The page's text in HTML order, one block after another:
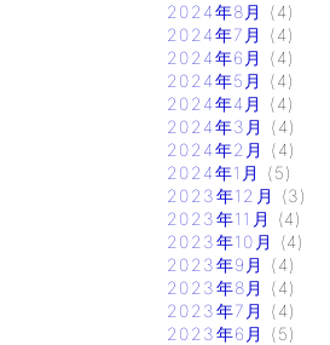
2024年8月
(4)
2024年7月
(4)
2024年6月
(4)
2024年5月
(4)
2024年4月
(4)
2024年3月
(4)
2024年2月
(4)
2024年1月
(5)
2023年12月
(3)
2023年11月
(4)
2023年10月
(4)
2023年9月
(4)
2023年8月
(4)
2023年7月
(4)
2023年6月
(5)